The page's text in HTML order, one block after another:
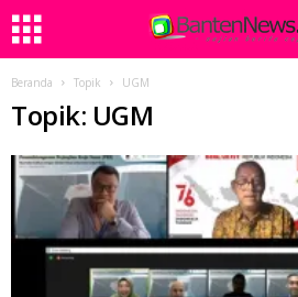
Beranda Topik UGM
Topik: UGM